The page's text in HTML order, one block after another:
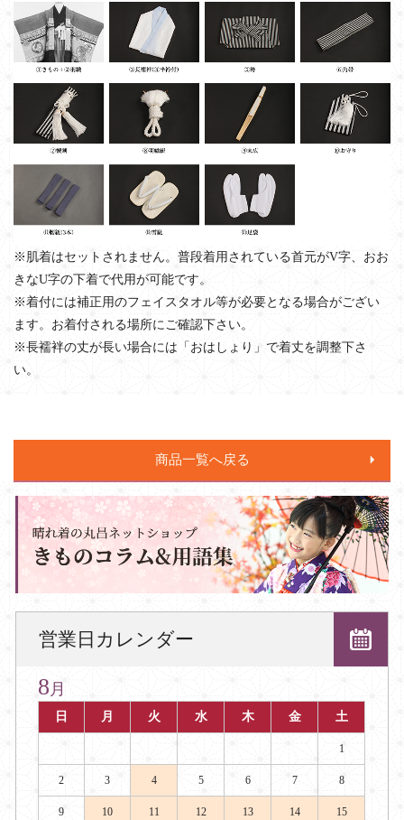
※肌着はセットされません。普段着用されている首元がV字、おお
きなU字の下着で代用が可能です。
※着付には補正用のフェイスタオル等が必要となる場合がござい
ます。お着付される場所にご確認下さい。
※長襦袢の丈が長い場合には「おはしょり」で着丈を調整下さ
い。
商品一覧へ戻る
営業日カレンダー
8 月
日 月 火 水 木 金 土
1
2 3 4 5 6 7 8
9 10 11 12 13 14 15